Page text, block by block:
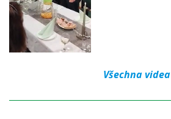
Všechna videa